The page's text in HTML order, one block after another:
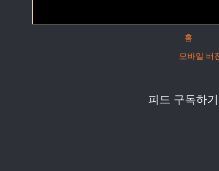
홈
모바일 버
피드 구독하